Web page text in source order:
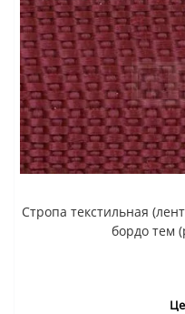
Стропа текстильная
бордо тем